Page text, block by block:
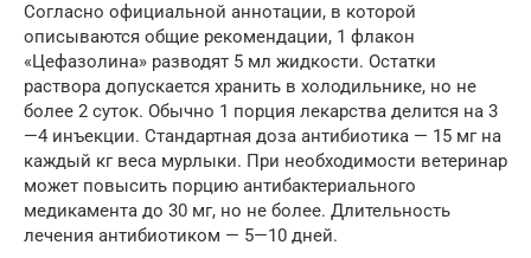
Согласно официальной аннотации, в которой
описываются общие рекомендации, 1 флакон
«Цефазолина» разводят 5 мл жидкости. Остатки
раствора допускается хранить в холодильнике, но не
более 2 суток. Обычно 1 порция лекарства делится на 3
—4 инъекции. Стандартная доза антибиотика — 15 мг на
каждый кг веса мурлыки. При необходимости ветеринар
может повысить порцию антибактериального
медикамента до 30 мг, но не более. Длительность
лечения антибиотиком — 5—10 дней.